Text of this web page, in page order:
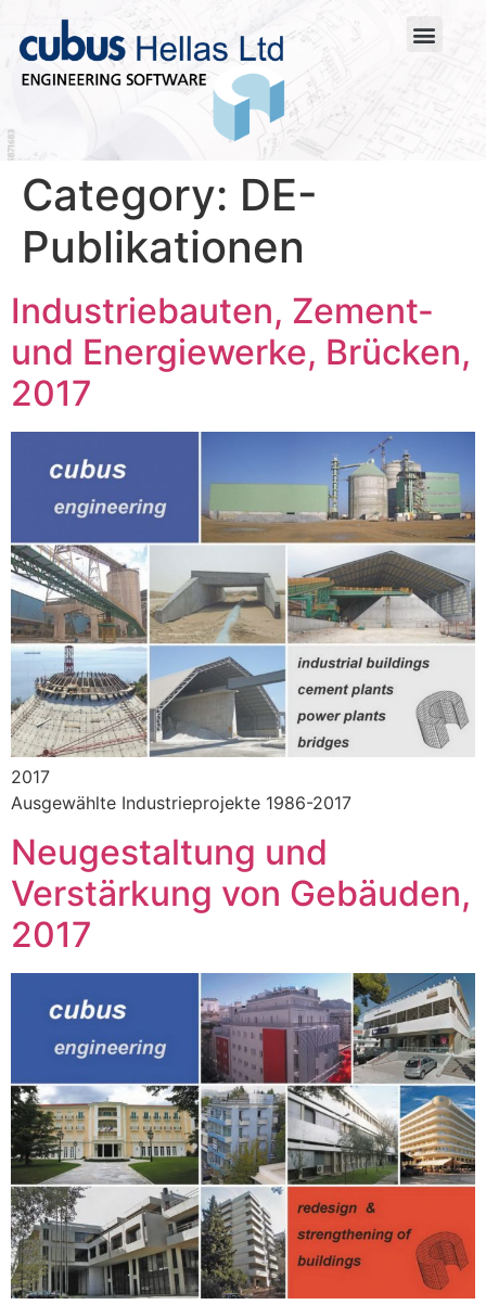
Category: DE-
Publikationen
Industriebauten, Zement-
und Energiewerke, Brücken,
2017
2017
Ausgewählte Industrieprojekte 1986-2017
Neugestaltung und
Verstärkung von Gebäuden,
2017